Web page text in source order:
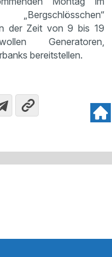
der Zeit von 9 bis 19
Generatoren,
bereitstellen.